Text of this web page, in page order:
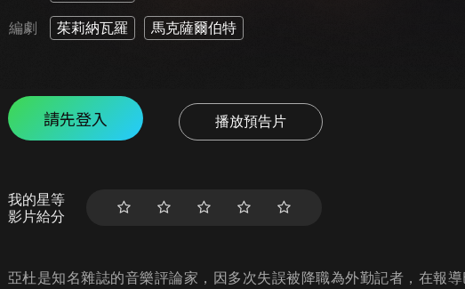
編劇 茱莉納瓦羅 馬克薩爾伯特
請先登入 播放預告片
我的星等
影片給分
亞杜是知名雜誌的音樂評論家，因多次失誤被降職為外勤記者，在報